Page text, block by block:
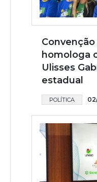
homologa
Ulisses
estadual
POLÍTICA